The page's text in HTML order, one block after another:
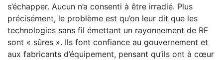
s’échapper. Aucun n’a consenti à être irradié. Plus
précisément, le problème est qu’on leur dit que les
technologies sans fil émettant un rayonnement de RF
sont « sûres ». Ils font confiance au gouvernement et
aux fabricants d’équipement, pensant qu’ils ont à cœur